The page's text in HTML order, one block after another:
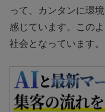
って、カンタンに環
感じています。この
社会となっています。